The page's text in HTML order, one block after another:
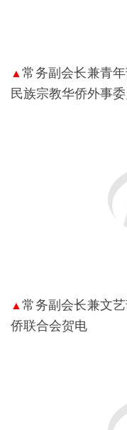
▲常务副会长兼青
民族宗教华侨外事
▲常务副会长兼文
侨联合会贺电